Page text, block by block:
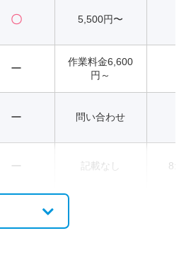
〇 5,500円〜
ー
作業料金6,600
円～
ー 問い合わせ
ー 記載なし